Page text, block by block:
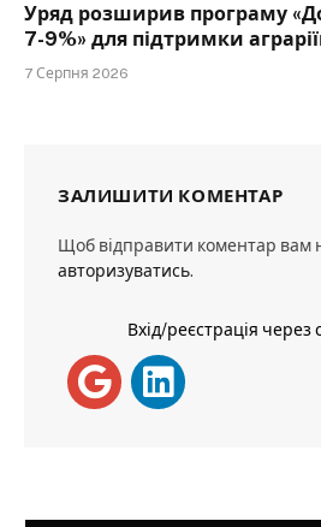
Уряд розширив програму
7-9%» для підтримки
7 Серпня 2026
ЗАЛИШИТИ КОМЕНТАР
Щоб відправити коментар вам
авторизуватись.
Вхід/реєстрація через